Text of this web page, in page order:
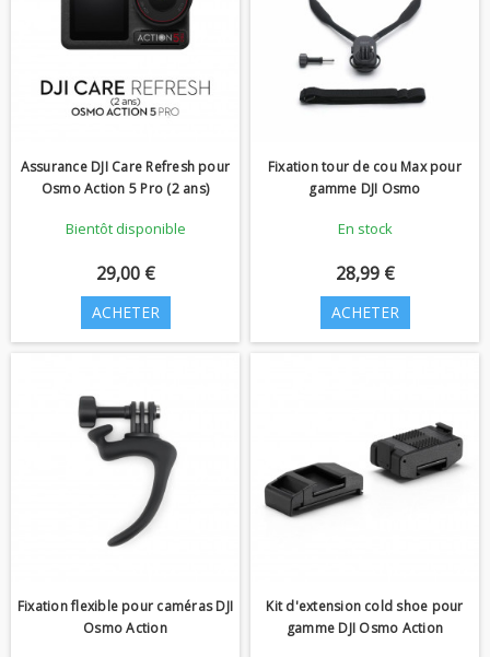
Assurance DJI Care Refresh pour
Osmo Action 5 Pro (2 ans)
Bientôt disponible
29,00 €
ACHETER
Fixation tour de cou Max pour
gamme DJI Osmo
En stock
28,99 €
ACHETER
Fixation flexible pour caméras DJI
Osmo Action
Kit d'extension cold shoe pour
gamme DJI Osmo Action